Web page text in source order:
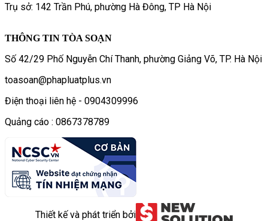
Trụ sở: 142 Trần Phú, phường Hà Đông, TP Hà Nội
THÔNG TIN TÒA SOẠN
Số 42/29 Phố Nguyễn Chí Thanh, phường Giảng Võ, TP. Hà Nội
toasoan@phapluatplus.vn
Điện thoại liên hệ - 0904309996
Quảng cáo : 0867378789
Thiết kế và phát triển bởi